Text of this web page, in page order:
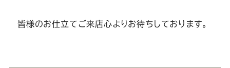
皆様のお仕立てご来店心よりお待ちしております。